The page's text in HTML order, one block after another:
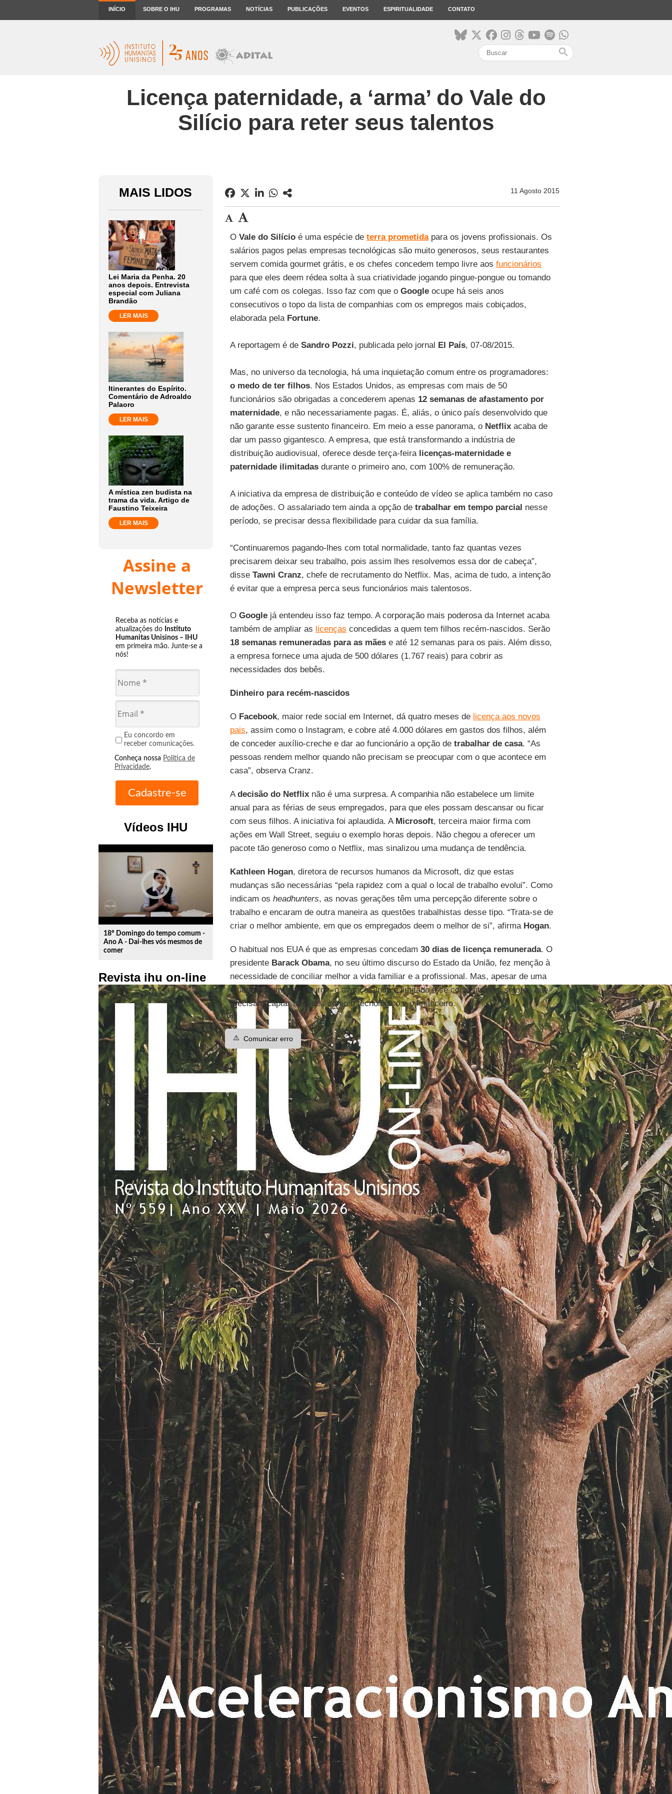
INÍCIO SOBRE O IHU PROGRAMAS NOTÍCIAS PUBLICAÇÕES EVENTOS ESPIRITUALIDADE CONTATO
search
Licença paternidade, a ‘arma’ do Vale do
Silício para reter seus talentos
MAIS LIDOS
Lei Maria da Penha. 20
anos depois. Entrevista
especial com Juliana
Brandão
LER MAIS
Itinerantes do Espírito.
Comentário de Adroaldo
Palaoro
LER MAIS
A mística zen budista na
trama da vida. Artigo de
Faustino Teixeira
LER MAIS
Assine a
Newsletter
Receba as notícias e
atualizações do Instituto
Humanitas Unisinos – IHU
em primeira mão. Junte-se a
nós!
Eu concordo em
receber comunicações.
Conheça nossa Política de
Privacidade.
Vídeos IHU
play_circle_outline
18º Domingo do tempo comum -
Ano A - Dai-lhes vós mesmos de
comer
Revista ihu on-line
11 Agosto 2015
O Vale do Silícioé uma espécie de terra prometidapara os jovens profissionais. Os
salários pagos pelas empresas tecnológicas são muito generosos, seus restaurantes
servem comida gourmet grátis, e os chefes concedem tempo livre aos funcionários
para que eles deem rédea solta à sua criatividade jogando pingue-pongue ou tomando
um café com os colegas. Isso faz com que o Googleocupe há seis anos
consecutivos o topo da lista de companhias com os empregos mais cobiçados,
elaborada pela Fortune.
A reportagem é de Sandro Pozzi, publicada pelo jornal El País, 07-08/2015.
Mas, no universo da tecnologia, há uma inquietação comum entre os programadores:
o medo de ter filhos. Nos Estados Unidos, as empresas com mais de 50
funcionários são obrigadas a concederem apenas 12 semanas de afastamento por
maternidade, e não necessariamente pagas. É, aliás, o único país desenvolvido que
não garante esse sustento financeiro. Em meio a esse panorama, o Netflixacaba de
dar um passo gigantesco. A empresa, que está transformando a indústria de
distribuição audiovisual, oferece desde terça-feiralicenças-maternidade e
paternidade ilimitadasdurante o primeiro ano, com 100% de remuneração.
A iniciativa da empresa de distribuição e conteúdo de vídeo se aplica também no caso
de adoções. O assalariado tem ainda a opção de trabalhar em tempo parcial nesse
período, se precisar dessa flexibilidade para cuidar da sua família.
“Continuaremos pagando-lhes com total normalidade, tanto faz quantas vezes
precisarem deixar seu trabalho, pois assim lhes resolvemos essa dor de cabeça”,
disse Tawni Cranz, chefe de recrutamento do Netflix. Mas, acima de tudo, a intenção
é evitar que a empresa perca seus funcionários mais talentosos.
O Googlejá entendeu isso faz tempo. A corporação mais poderosa da Internet acaba
também de ampliar as licenças concedidas a quem tem filhos recém-nascidos. Serão
18 semanas remuneradas para as mãese até 12 semanas para os pais. Além disso,
a empresa fornece uma ajuda de 500 dólares (1.767 reais) para cobrir as
necessidades dos bebês.
Dinheiro para recém-nascidos
O Facebook, maior rede social em Internet, dá quatro meses de licença aos novos
pais, assim como o Instagram, e cobre até 4.000 dólares em gastos dos filhos, além
de conceder auxílio-creche e dar ao funcionário a opção de trabalhar de casa. “As
pessoas rendem melhor quando não precisam se preocupar com o que acontece em
casa”, observa Cranz.
Adecisão do Netflixnão é uma surpresa. A companhia não estabelece um limite
anual para as férias de seus empregados, para que eles possam descansar ou ficar
com seus filhos. A iniciativa foi aplaudida. A Microsoft, terceira maior firma com
ações em Wall Street, seguiu o exemplo horas depois. Não chegou a oferecer um
pacote tão generoso como o Netflix, mas sinalizou uma mudança de tendência.
Kathleen Hogan, diretora de recursos humanos da Microsoft, diz que estas
mudanças são necessárias “pela rapidez com a qual o local de trabalho evolui”. Como
indicam os headhunters, as novas gerações têm uma percepção diferente sobre o
trabalho e encaram de outra maneira as questões trabalhistas desse tipo. “Trata-se de
criar o melhor ambiente, em que os empregados deem o melhor de si”, afirma Hogan.
O habitual nos EUA é que as empresas concedam 30 dias de licença remunerada. O
presidente Barack Obama, no seu último discurso do Estado da União, fez menção à
necessidade de conciliar melhor a vida familiar e a profissional. Mas, apesar de uma
mudança começar a surgir, o avanço ainda é limitado e se concentra em setores que
precisam captar talentos, como o tecnológico e o financeiro.
⚠️ Comunicar erro